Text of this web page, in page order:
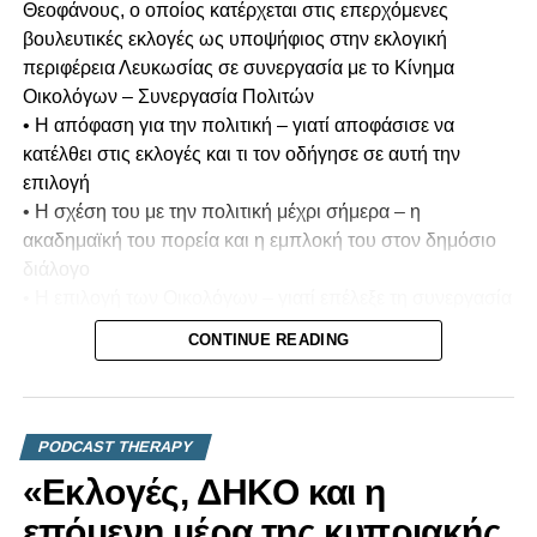
Θεοφάνους, ο οποίος κατέρχεται στις επερχόμενες
βουλευτικές εκλογές ως υποψήφιος στην εκλογική
περιφέρεια Λευκωσίας σε συνεργασία με το Κίνημα
Οικολόγων – Συνεργασία Πολιτών
• Η απόφαση για την πολιτική – γιατί αποφάσισε να
κατέλθει στις εκλογές και τι τον οδήγησε σε αυτή την
επιλογή
• Η σχέση του με την πολιτική μέχρι σήμερα – η
ακαδημαϊκή του πορεία και η εμπλοκή του στον δημόσιο
με το Κίνημα Οικολόγων – Συνεργασία Πολιτών
• Το Κυπριακό – οι θέσεις και οι προσεγγίσεις του για το
από τις πολεμικές συγκρούσεις στη Μέση Ανατολή
τεθούν ερωτήματα για τον σκοπό και την κυριαρχία τους
• Ο ρόλος της Ευρωπαϊκής Ένωσης – οι ευρύτερες
CONTINUE READING
PODCAST THERAPY
«Εκλογές, ΔΗΚΟ και η